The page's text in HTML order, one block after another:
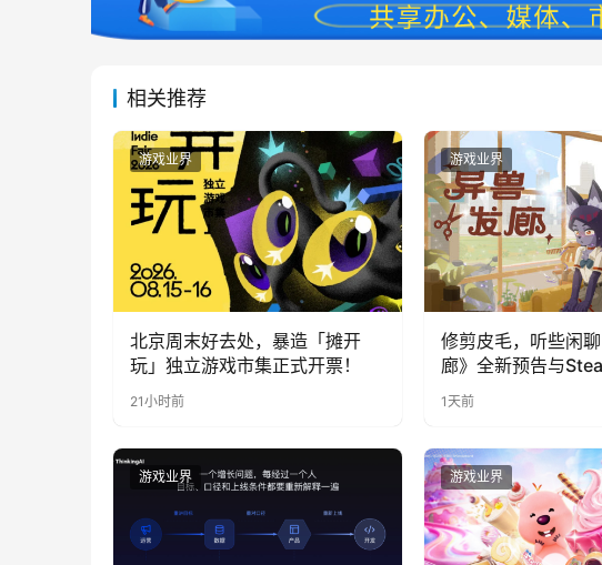
相关推荐
游戏业界
北京周末好去处，暴造「摊开
玩」独立游戏市集正式开票！
21小时前
游戏业界
修剪皮毛，听些闲
廊》全新预告与
公开
1天前
游戏业界 游戏业界